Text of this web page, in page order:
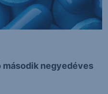
negyedéves